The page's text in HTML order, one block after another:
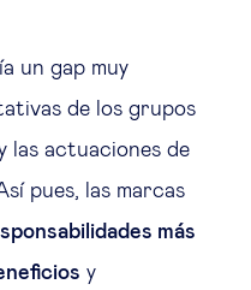
un gap muy
de los grupos
las actuaciones de
pues, las marcas
más
y